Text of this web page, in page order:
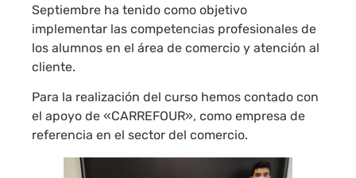
Septiembre ha tenido como objetivo
implementar las competencias profesionales de
los alumnos en el área de comercio y atención al
cliente.
Para la realización del curso hemos contado con
el apoyo de «CARREFOUR», como empresa de
referencia en el sector del comercio.